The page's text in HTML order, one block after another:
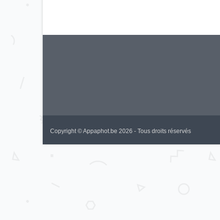
Copyright © Appaphot.be 2026 - Tous droits réservés